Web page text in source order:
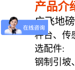
产品介
广飞地
秤台、传
选配件:
钢制引坡